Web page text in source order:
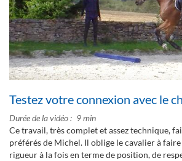
Testez votre connexion avec le
Durée de la vidéo
9 min
Ce travail, très complet et assez technique,
préférés de Michel. Il oblige le cavalier à faire
rigueur à la fois en terme de position, de